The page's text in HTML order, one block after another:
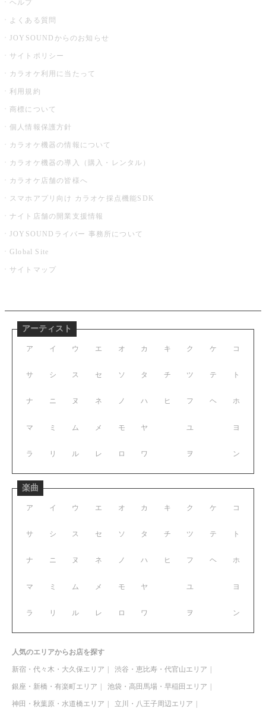
ヘルプ
よくある質問
JOYSOUNDからのお知らせ
サイトポリシー
カラオケ利用に当たって
利用規約
商標について
個人情報保護方針
カラオケ機器の情報について
カラオケ機器の導入（購入・レンタル）
カラオケ店舗の皆様へ
スマホアプリ向け カラオケ採点機能SDK
ナイト店舗の開業支援情報
JOYSOUNDライバー 事務所について
Global Site
サイトマップ
アーティスト
ア イ ウ エ オ
サ シ ス セ ソ
ナ ニ ヌ ネ ノ
マ ミ ム メ モ
ラ リ ル レ ロ
カ キ ク ケ コ
タ チ ツ テ ト
ハ ヒ フ ヘ ホ
ヤ ユ ヨ
ワ ヲ ン
楽曲
ア イ ウ エ オ
サ シ ス セ ソ
ナ ニ ヌ ネ ノ
マ ミ ム メ モ
ラ リ ル レ ロ
カ キ ク ケ コ
タ チ ツ テ ト
ハ ヒ フ ヘ ホ
ヤ ユ ヨ
ワ ヲ ン
人気のエリアからお店を探す
新宿・代々木・大久保エリア 渋谷・恵比寿・代官山エリア
銀座・新橋・有楽町エリア 池袋・高田馬場・早稲田エリア
神田・秋葉原・水道橋エリア 立川・八王子周辺エリア